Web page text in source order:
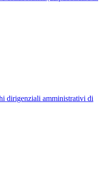
dirigenziali amministrativi di